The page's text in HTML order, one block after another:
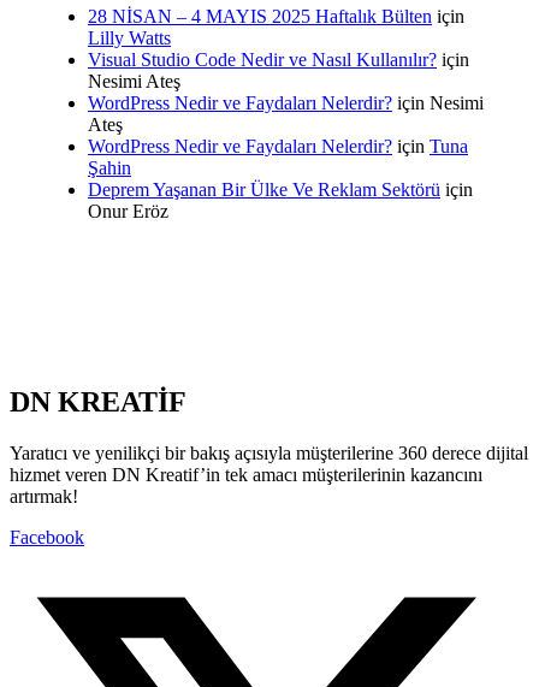
28 NİSAN – 4 MAYIS 2025 Haftalık Bülten için
Lilly Watts
Visual Studio Code Nedir ve Nasıl Kullanılır? için
Nesimi Ateş
WordPress Nedir ve Faydaları Nelerdir? için Nesimi
Ateş
WordPress Nedir ve Faydaları Nelerdir? için Tuna
Şahin
Deprem Yaşanan Bir Ülke Ve Reklam Sektörü için
Onur Eröz
DN KREATİF
Yaratıcı ve yenilikçi bir bakış açısıyla müşterilerine 360 derece dijital
hizmet veren DN Kreatif’in tek amacı müşterilerinin kazancını
artırmak!
Facebook